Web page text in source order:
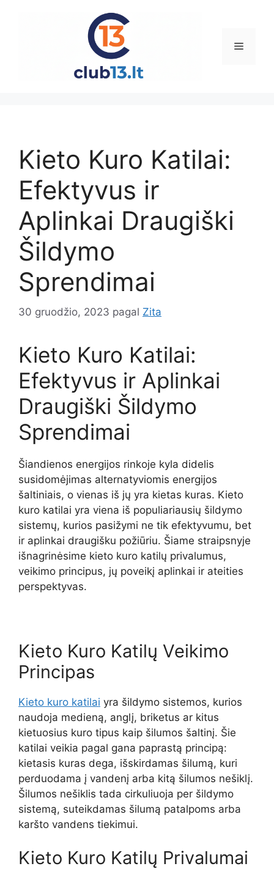
Meniu
Kieto Kuro Katilai:
Efektyvus ir
Aplinkai Draugiški
Šildymo
Sprendimai
30 gruodžio, 2023 pagal Zita
Kieto Kuro Katilai:
Efektyvus ir Aplinkai
Draugiški Šildymo
Sprendimai
Šiandienos energijos rinkoje kyla didelis
susidomėjimas alternatyviomis energijos
šaltiniais, o vienas iš jų yra kietas kuras. Kieto
kuro katilai yra viena iš populiariausių šildymo
sistemų, kurios pasižymi ne tik efektyvumu, bet
ir aplinkai draugišku požiūriu. Šiame straipsnyje
išnagrinėsime kieto kuro katilų privalumus,
veikimo principus, jų poveikį aplinkai ir ateities
perspektyvas.
Kieto Kuro Katilų Veikimo
Principas
Kieto kuro katilai yra šildymo sistemos, kurios
naudoja medieną, anglį, briketus ar kitus
kietuosius kuro tipus kaip šilumos šaltinį. Šie
katilai veikia pagal gana paprastą principą:
kietasis kuras dega, išskirdamas šilumą, kuri
perduodama į vandenį arba kitą šilumos nešiklį.
Šilumos nešiklis tada cirkuliuoja per šildymo
sistemą, suteikdamas šilumą patalpoms arba
karšto vandens tiekimui.
Kieto Kuro Katilų Privalumai